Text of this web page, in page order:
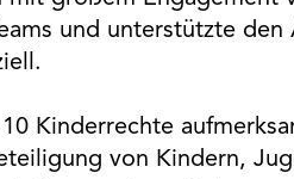
und unterstützte den
Kinderrechte
von Kindern,